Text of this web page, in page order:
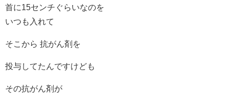
首に15センチぐらいなのを
いつも入れて
そこから 抗がん剤を
投与してたんですけども
その抗がん剤が